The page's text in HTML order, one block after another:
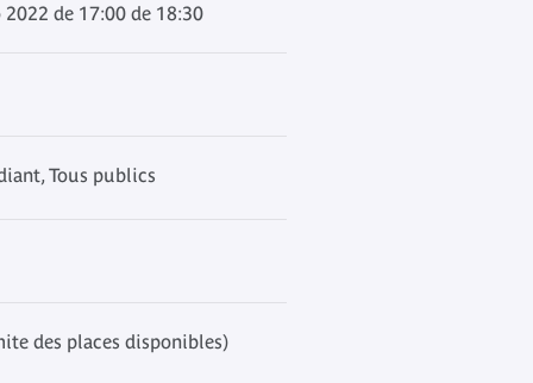
de 17:00 de 18:30
Tous publics
des places disponibles)